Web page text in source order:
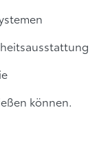
können.